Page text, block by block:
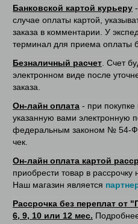
Банковской картой курьеру
случае оплаты картой,
заказа в комментарии. У
терминал для приема оплаты
Безналичный расчет . Счет
электронном виде после
заказа.
Он-лайн оплата - при
указанную вами электронную
федеральным законом № 54-
чек.
Он-лайн оплата картой
приобрести товар в
Наш магазин является
Рассрочка без переплат от
6, 9, 10 или 12 мес.